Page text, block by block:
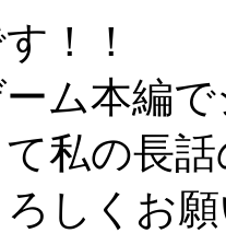
！！
ム本編で
私の長
しくお